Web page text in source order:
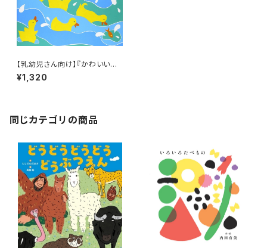
【乳幼児さん向け】『かわいいあ
ひるのあかちゃん』
¥1,320
同じカテゴリの商品